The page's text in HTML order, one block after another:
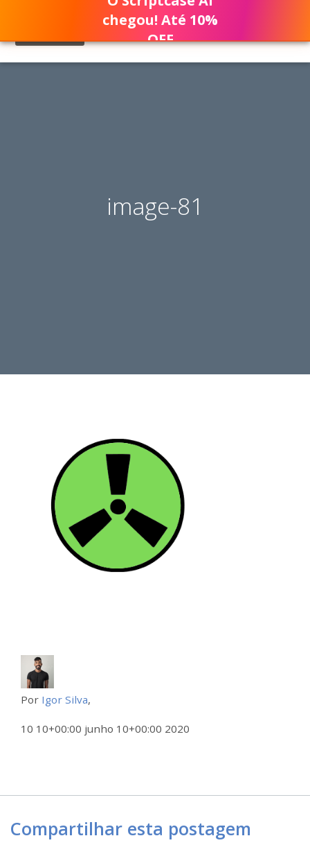
image-81
Por Igor Silva,
10 10+00:00 junho 10+00:00 2020
Compartilhar esta postagem
chegou! Até 10%
OFF